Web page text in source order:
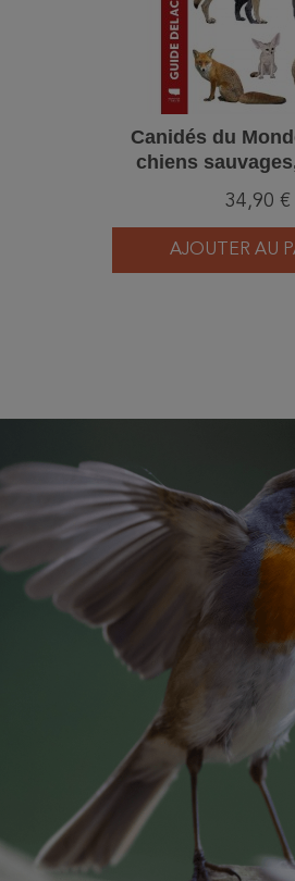
Canidés du
chiens
34,90 €
AJOUTER AU